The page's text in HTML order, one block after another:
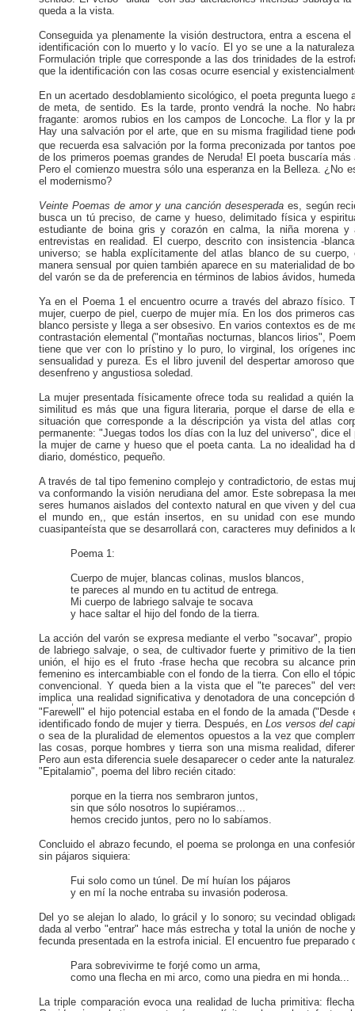
queda a la vista.
Conseguida ya plenamente la visión destructora, entra a escena
identificación con lo muerto y lo vacío. El yo se une a la
Formulación triple que corresponde a las dos trinidades de la
que la identificación con las cosas ocurre esencial y
En un acertado desdoblamiento sicológico, el poeta pregunta
de meta, de sentido. Es la tarde, pronto vendrá la noche. No
fragante: aromos rubios en los campos de Loncoche. La flor y la
Hay una salvación por el arte, que en su misma fragilidad tiene
que recuerda esa salvación por la forma preconizada por tantos
de los primeros poemas grandes de Neruda! El poeta buscaría
Pero el comienzo muestra sólo una esperanza en la Belleza.
el modernismo?
Veinte Poemas de amor y una canción desesperada es, según
busca un tú preciso, de carne y hueso, delimitado física y
estudiante de boina gris y corazón en calma, la niña morena
entrevistas en realidad. El cuerpo, descrito con insistencia -
universo; se habla explícitamente del atlas blanco de su
manera sensual por quien también aparece en su materialidad de
del varón se da de preferencia en términos de labios ávidos,
Ya en el Poema 1 el encuentro ocurre a través del abrazo físico.
mujer, cuerpo de piel, cuerpo de mujer mía. En los dos primeros
blanco persiste y llega a ser obsesivo. En varios contextos es de
contrastación elemental ("montañas nocturnas, blancos lirios",
tiene que ver con lo prístino y lo puro, lo virginal, los orígenes
sensualidad y pureza. Es el libro juvenil del despertar amoroso
desenfreno y angustiosa soledad.
La mujer presentada físicamente ofrece toda su realidad a
similitud es más que una figura literaria, porque el darse de ella
situación que corresponde a la déscripción ya vista del atlas
permanente: "Juegas todos los días con la luz del universo", dice
la mujer de carne y hueso que el poeta canta. La no idealidad
diario, doméstico, pequeño.
A través de tal tipo femenino complejo y contradictorio, de estas
va conformando la visión nerudiana del amor. Este sobrepasa la
seres humanos aislados del contexto natural en que viven y del
el mundo en,, que están insertos, en su unidad con ese
cuasipanteísta que se desarrollará con, caracteres muy definidos a
Poema 1:
Cuerpo de mujer, blancas colinas, muslos blancos,
te pareces al mundo en tu actitud de entrega.
Mi cuerpo de labriego salvaje te socava
y hace saltar el hijo del fondo de la tierra.
La acción del varón se expresa mediante el verbo "socavar",
de labriego salvaje, o sea, de cultivador fuerte y primitivo de la
unión, el hijo es el fruto -frase hecha que recobra su alcance
femenino es intercambiable con el fondo de la tierra. Con ello el
convencional. Y queda bien a la vista que el "te pareces" del
implica, una realidad significativa y denotadora de una
"Farewell" el hijo potencial estaba en el fondo de la amada
identificado fondo de mujer y tierra. Después, enLos versos del
o sea de la pluralidad de elementos opuestos a la vez que
las cosas, porque hombres y tierra son una misma realidad,
Pero aun esta diferencia suele desaparecer o ceder ante la
"Epitalamio", poema del libro recién citado:
porque en la tierra nos sembraron juntos,
sin que sólo nosotros lo supiéramos...
hemos crecido juntos, pero no lo sabíamos.
Concluido el abrazo fecundo, el poema se prolonga en una
sin pájaros siquiera:
Fui solo como un túnel. De mí huían los pájaros
y en mí la noche entraba su invasión poderosa.
Del yo se alejan lo alado, lo grácil y lo sonoro; su vecindad
dada al verbo "entrar" hace más estrecha y total la unión de
fecunda presentada en la estrofa inicial. El encuentro fue
Para sobrevivirme te forjé como un arma,
como una flecha en mi arco, como una piedra en mi honda...
La triple comparación evoca una realidad de lucha primitiva: